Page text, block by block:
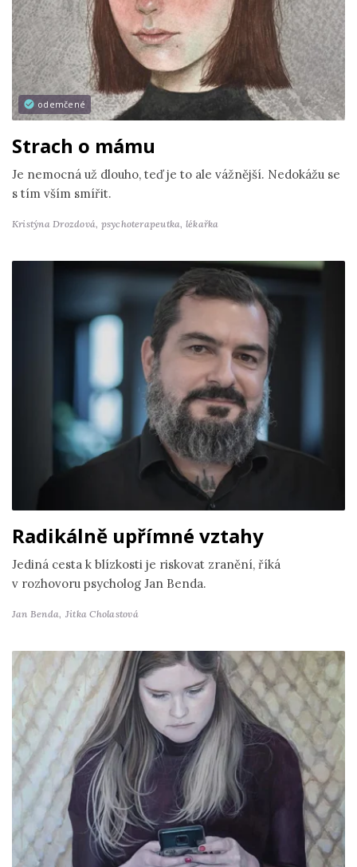
odemčené
Strach o mámu
Je nemocná už dlouho, teď je to ale vážnější. Nedokážu se
s tím vším smířit.
Kristýna Drozdová, psychoterapeutka, lékařka
Radikálně upřímné vztahy
Jediná cesta k blízkosti je riskovat zranění, říká
v rozhovoru psycholog Jan Benda.
Jan Benda, Jitka Cholastová